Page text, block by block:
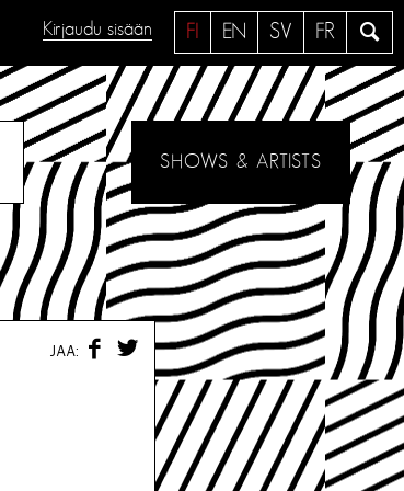
a
e
FI EN SV FR
Kirjaudu sisään
SHOWS & ARTISTS
JAA:
F
W